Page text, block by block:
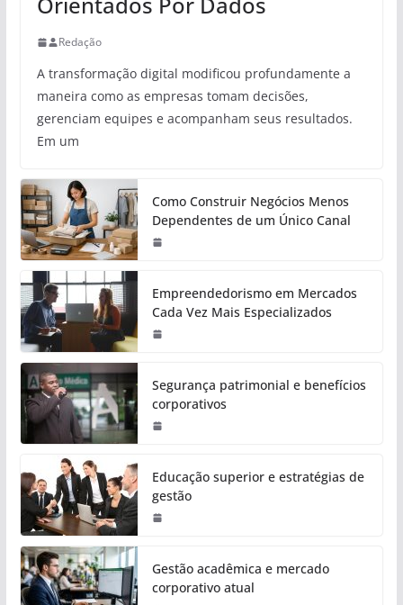
Redação
A transformação digital modificou profundamente a
maneira como as empresas tomam decisões,
gerenciam equipes e acompanham seus resultados.
Em um
Como Construir Negócios Menos
Dependentes de um Único Canal
Empreendedorismo em Mercados
Cada Vez Mais Especializados
Segurança patrimonial e benefícios
corporativos
Educação superior e estratégias de
gestão
Gestão acadêmica e mercado
corporativo atual